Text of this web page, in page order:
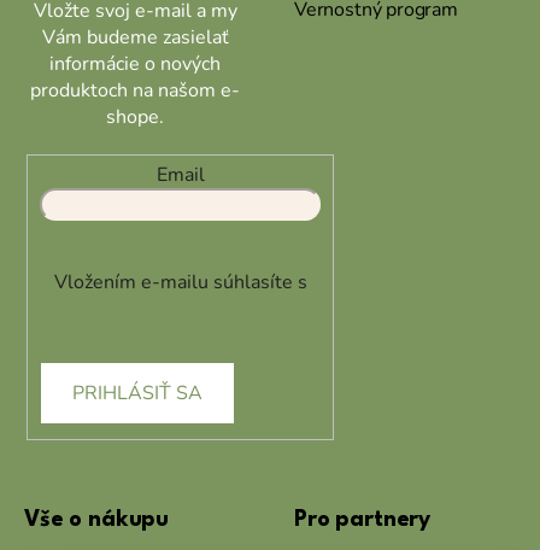
Vložte svoj e-mail a my
Vám budeme zasielať
informácie o nových
produktoch na našom e-
shope.
Email
Vložením e-mailu súhlasíte s
PRIHLÁSIŤ SA
Vernostný program
Vše o nákupu Pro partnery